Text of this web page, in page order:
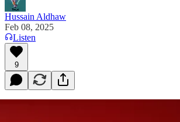
Hussain Aldhaw
Feb 08, 2025
Listen
9